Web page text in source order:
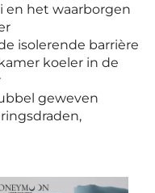
en het waarborgen
isolerende barrière
koeler in de
geweven